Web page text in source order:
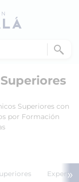
Superiores con
por Formación
»